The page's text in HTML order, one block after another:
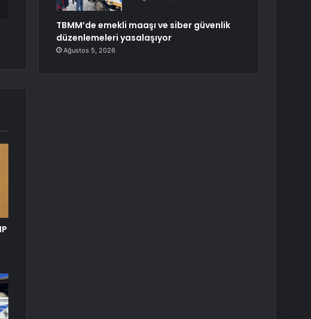
TBMM’de emekli maaşı ve siber güvenlik
düzenlemeleri yasalaşıyor
Ağustos 5, 2026